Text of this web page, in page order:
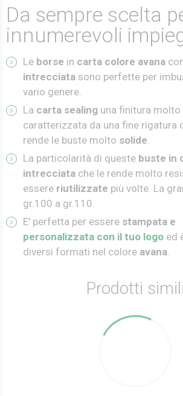
Da sempre scelta
innumerevoli
Le borse in carta colore avana
intrecciata sono perfette per
vario genere.
La carta sealing una finitura molto
caratterizzata da una fine rigatura
rende le buste molto solide
La particolarità di queste buste in
intrecciata che le rende molto
essere riutilizzate più volte. La
gr.100 a gr.110.
E' perfetta per essere stampata e
personalizzata con il tuo logo ed
diversi formati nel colore avana
Prodotti simili